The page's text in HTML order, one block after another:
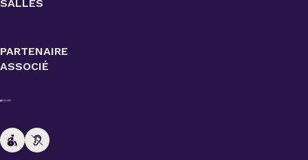
SALLES
PARTENAIRE
ASSOCIÉ